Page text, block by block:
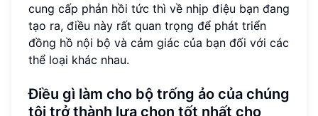
cung cấp phản hồi tức thì về nhịp điệu bạn đang
tạo ra, điều này rất quan trọng để phát triển
đồng hồ nội bộ và cảm giác của bạn đối với các
thể loại khác nhau.
Điều gì làm cho bộ trống ảo của chúng
tôi trở thành lựa chọn tốt nhất cho